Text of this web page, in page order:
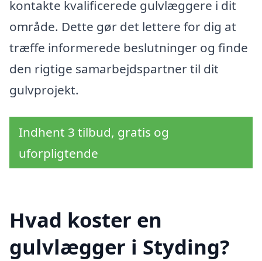
kontakte kvalificerede gulvlæggere i dit
område. Dette gør det lettere for dig at
træffe informerede beslutninger og finde
den rigtige samarbejdspartner til dit
gulvprojekt.
Indhent 3 tilbud, gratis og
uforpligtende
Hvad koster en
gulvlægger i Styding?